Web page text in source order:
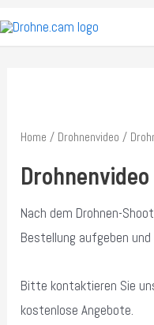
Inhalt
Home / Drohnenvideo /
Nach dem Drohnen-
Bestellung aufgeben und
Bitte kontaktieren Sie
kostenlose Angebote.